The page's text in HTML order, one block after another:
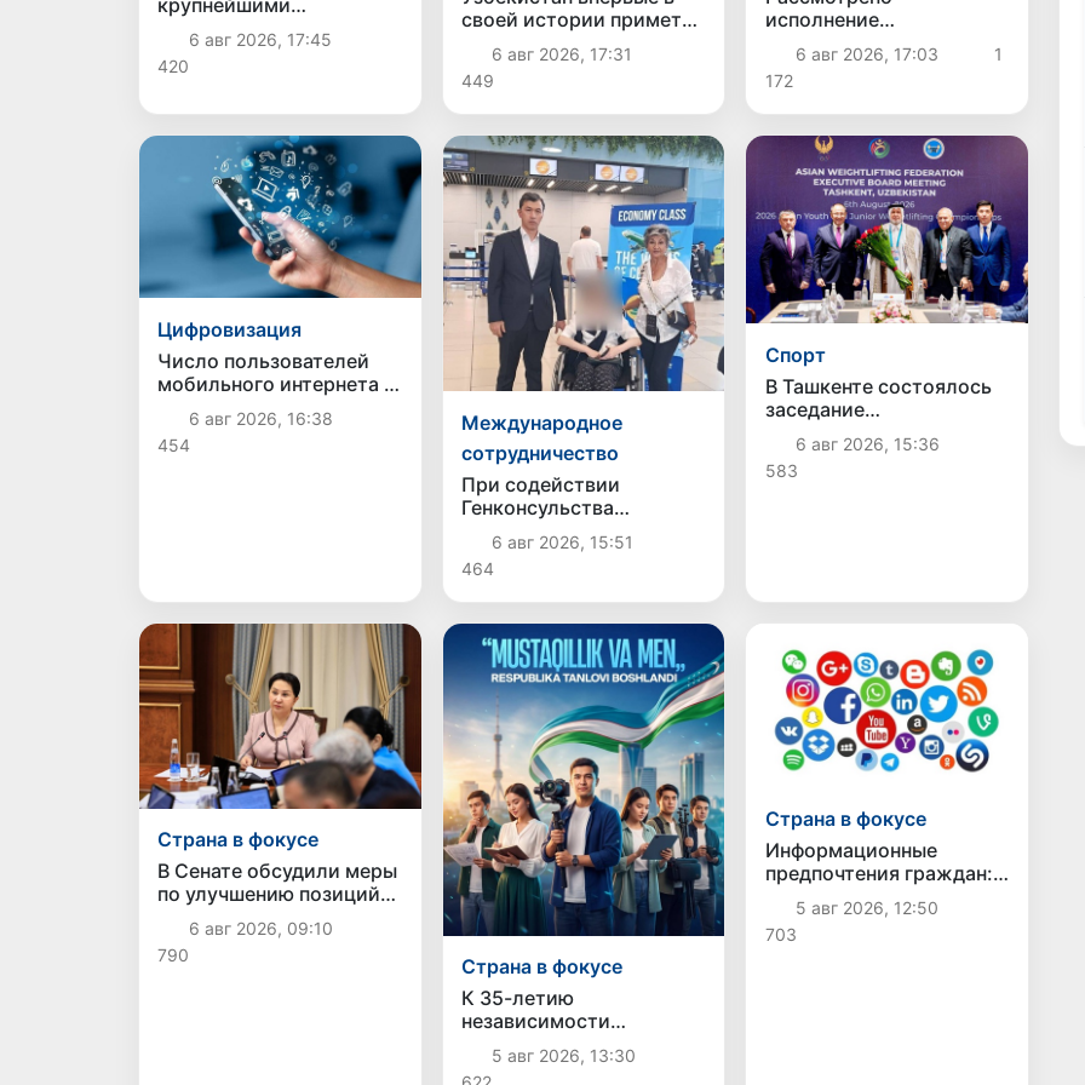
крупнейшими
торговыми партнерами
Узбекистана в первом
полугодии 2026 года
6 авг 2026, 17:45
420
своей истории примет
престижную
Международную
олимпиаду по
информатике IOI 2026
6 авг 2026, 17:31
449
исполнение
приоритетных задач в
энергетической отрасли
6 авг 2026, 17:03
1
172
Цифровизация
Число пользователей
мобильного интернета в
Узбекистане за 10 лет
выросло в 4,3 раза
6 авг 2026, 16:38
454
Международное
сотрудничество
При содействии
Генконсульства
Узбекистана
соотечественница,
перенесшая инсульт в
Алматы, вернулась на
родину
6 авг 2026, 15:51
464
Спорт
В Ташкенте состоялось
заседание
Исполнительного
комитета Федерации
тяжелой атлетики Азии
6 авг 2026, 15:36
583
Страна в фокусе
В Сенате обсудили меры
по улучшению позиций
Узбекистана в
международных
рейтингах и индексах
6 авг 2026, 09:10
790
Страна в фокусе
К 35-летию
независимости
Узбекистана объявлен
творческий конкурс
5 авг 2026, 13:30
Страна в фокусе
Информационные
предпочтения граждан:
молодежь выбирает
социальные сети, а
старшее поколение -
5 авг 2026, 12:50
703